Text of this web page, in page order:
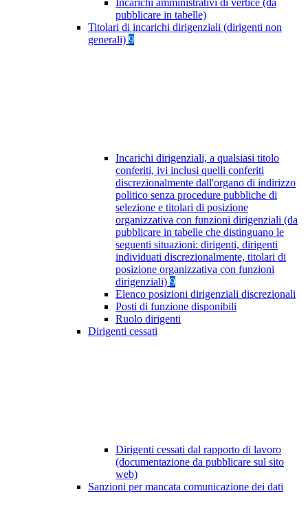
Incarichi amministrativi di vertice (da
pubblicare in tabelle)
Titolari di incarichi dirigenziali (dirigenti non
generali) 9
Incarichi dirigenziali, a qualsiasi titolo
conferiti, ivi inclusi quelli conferiti
discrezionalmente dall'organo di indirizzo
politico senza procedure pubbliche di
selezione e titolari di posizione
organizzativa con funzioni dirigenziali (da
pubblicare in tabelle che distinguano le
seguenti situazioni: dirigenti, dirigenti
individuati discrezionalmente, titolari di
posizione organizzativa con funzioni
dirigenziali) 9
Elenco posizioni dirigenziali discrezionali
Posti di funzione disponibili
Ruolo dirigenti
Dirigenti cessati
Dirigenti cessati dal rapporto di lavoro
(documentazione da pubblicare sul sito
web)
Sanzioni per mancata comunicazione dei dati